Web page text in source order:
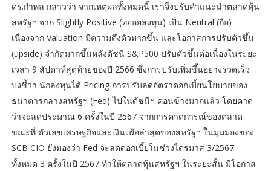
ดร.กำพล กล่าวว่า จากเหตุผลทั้งหมดนี้ เราจึงปรับคำแนะนำตลาดหุ้น
สหรัฐฯ จาก Slightly Positive (ทยอยลงทุน) เป็น Neutral (ถือ)
เนื่องจาก Valuation มีความตึงตัวมากขึ้น และโอกาสการปรับตัวขึ้น
(upside) จำกัดมากขึ้นหลังดัชนี S&P500 ปรับตัวขึ้นต่อเนื่องในระยะ
เวลา 9 สัปดาห์สุดท้ายของปี 2566 ซึ่งการปรับเพิ่มขึ้นอย่างรวดเร็ว
บ่งชี้ว่า นักลงทุนได้ Pricing การปรับลดอัตราดอกเบี้ยนโยบายของ
ธนาคารกลางสหรัฐฯ (Fed) ไปในดัชนีฯ ค่อนข้างมากแล้ว โดยคาด
ว่าจะลดประมาณ 6 ครั้งในปี 2567 จากการคาดการณ์ของตลาด
ขณะที่ ตัวเลขเศรษฐกิจและเงินเฟ้อล่าสุดของสหรัฐฯ ในมุมมองของ
SCB CIO ยังมองว่า Fed จะลดดอกเบี้ยในช่วงไตรมาส 3/2567
ทั้งหมด 3 ครั้งในปี 2567 ทำให้ตลาดหุ้นสหรัฐฯ ในระยะสั้น มีโอกาส